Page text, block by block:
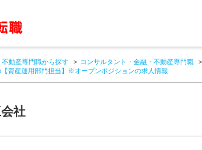
動産専門職から探す コンサルタント・金融・不動産専門職
【資産運用部門担当】※オープンポジションの求人情報
社